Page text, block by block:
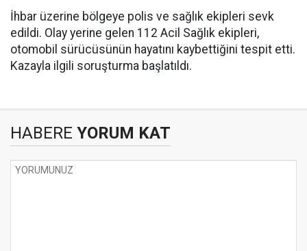
İhbar üzerine bölgeye polis ve sağlık ekipleri sevk
edildi. Olay yerine gelen 112 Acil Sağlık ekipleri,
otomobil sürücüsünün hayatını kaybettiğini tespit etti.
Kazayla ilgili soruşturma başlatıldı.
HABERE YORUM KAT